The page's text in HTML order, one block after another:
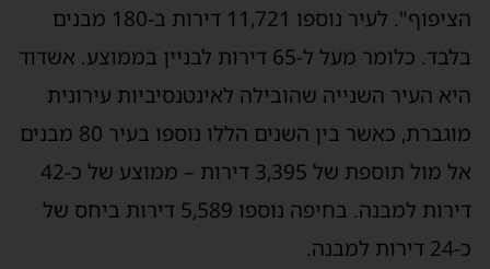
הציפוף". לעיר נוספו 11,721 דירות ב-180 מבנים
בלבד. כלומר מעל ל-65 דירות לבניין בממוצע. אשדוד
היא העיר השנייה שהובילה לאינטנסיביות עירונית
מוגברת, כאשר בין השנים הללו נוספו בעיר 80 מבנים
אל מול תוספת של 3,395 דירות – ממוצע של כ-42
דירות למבנה. בחיפה נוספו 5,589 דירות ביחס של
כ-24 דירות למבנה.